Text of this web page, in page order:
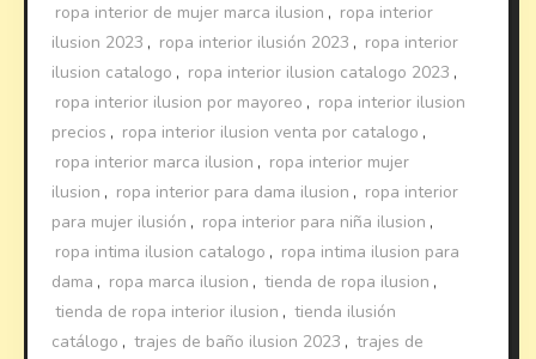
ropa interior de mujer marca ilusion , ropa interior
ilusion 2023 , ropa interior ilusión 2023 , ropa interior
ilusion catalogo , ropa interior ilusion catalogo 2023 ,
ropa interior ilusion por mayoreo , ropa interior ilusion
precios , ropa interior ilusion venta por catalogo ,
ropa interior marca ilusion , ropa interior mujer
ilusion , ropa interior para dama ilusion , ropa interior
para mujer ilusión , ropa interior para niña ilusion ,
ropa intima ilusion catalogo , ropa intima ilusion para
dama , ropa marca ilusion , tienda de ropa ilusion ,
tienda de ropa interior ilusion , tienda ilusión
catálogo , trajes de baño ilusion 2023 , trajes de